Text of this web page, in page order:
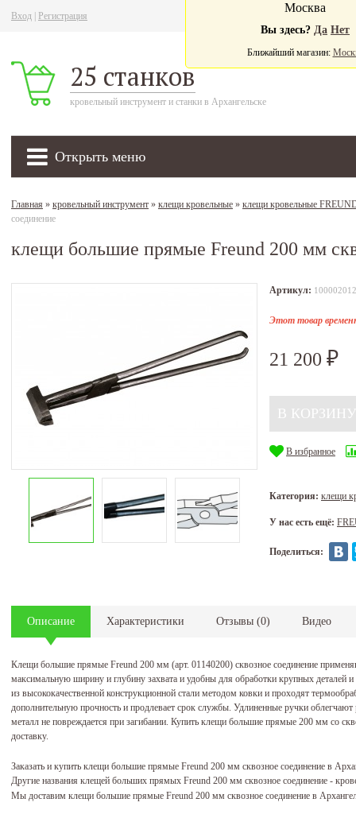
Вход Регистрация
25 станков
кровельный инструмент и станки в Архангельске
Открыть меню
Москва
Вы здесь? Да Нет
Ближайший магазин:
Главная » кровельный инструмент » клещи кровельные » клещи кровельные
соединение
клещи большие прямые Freund 200 мм
Артикул: 100002012
Этот товар
21 200 ₽
В избранное
Категория: клещи
У нас есть ещё:
Поделиться:
Описание Характеристики Отзывы (0) Видео
Клещи большие прямые Freund 200 мм (арт. 01140200) сквозное соединение
максимальную ширину и глубину захвата и удобны для обработки крупных деталей
из высококачественной конструкционной стали методом ковки и проходят
дополнительную прочность и продлевает срок службы. Удлиненные ручки
металл не повреждается при загибании. Купить клещи большие прямые 200 мм со
доставку.
Заказать и купить клещи большие прямые Freund 200 мм сквозное соединение в
Другие названия клещей больших прямых Freund 200 мм сквозное соединение -
Мы доставим клещи большие прямые Freund 200 мм сквозное соединение в